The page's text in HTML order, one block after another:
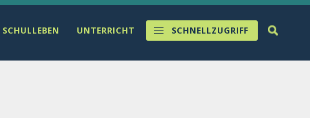
SCHULLEBEN UNTERRICHT SCHNELLZUGRIFF